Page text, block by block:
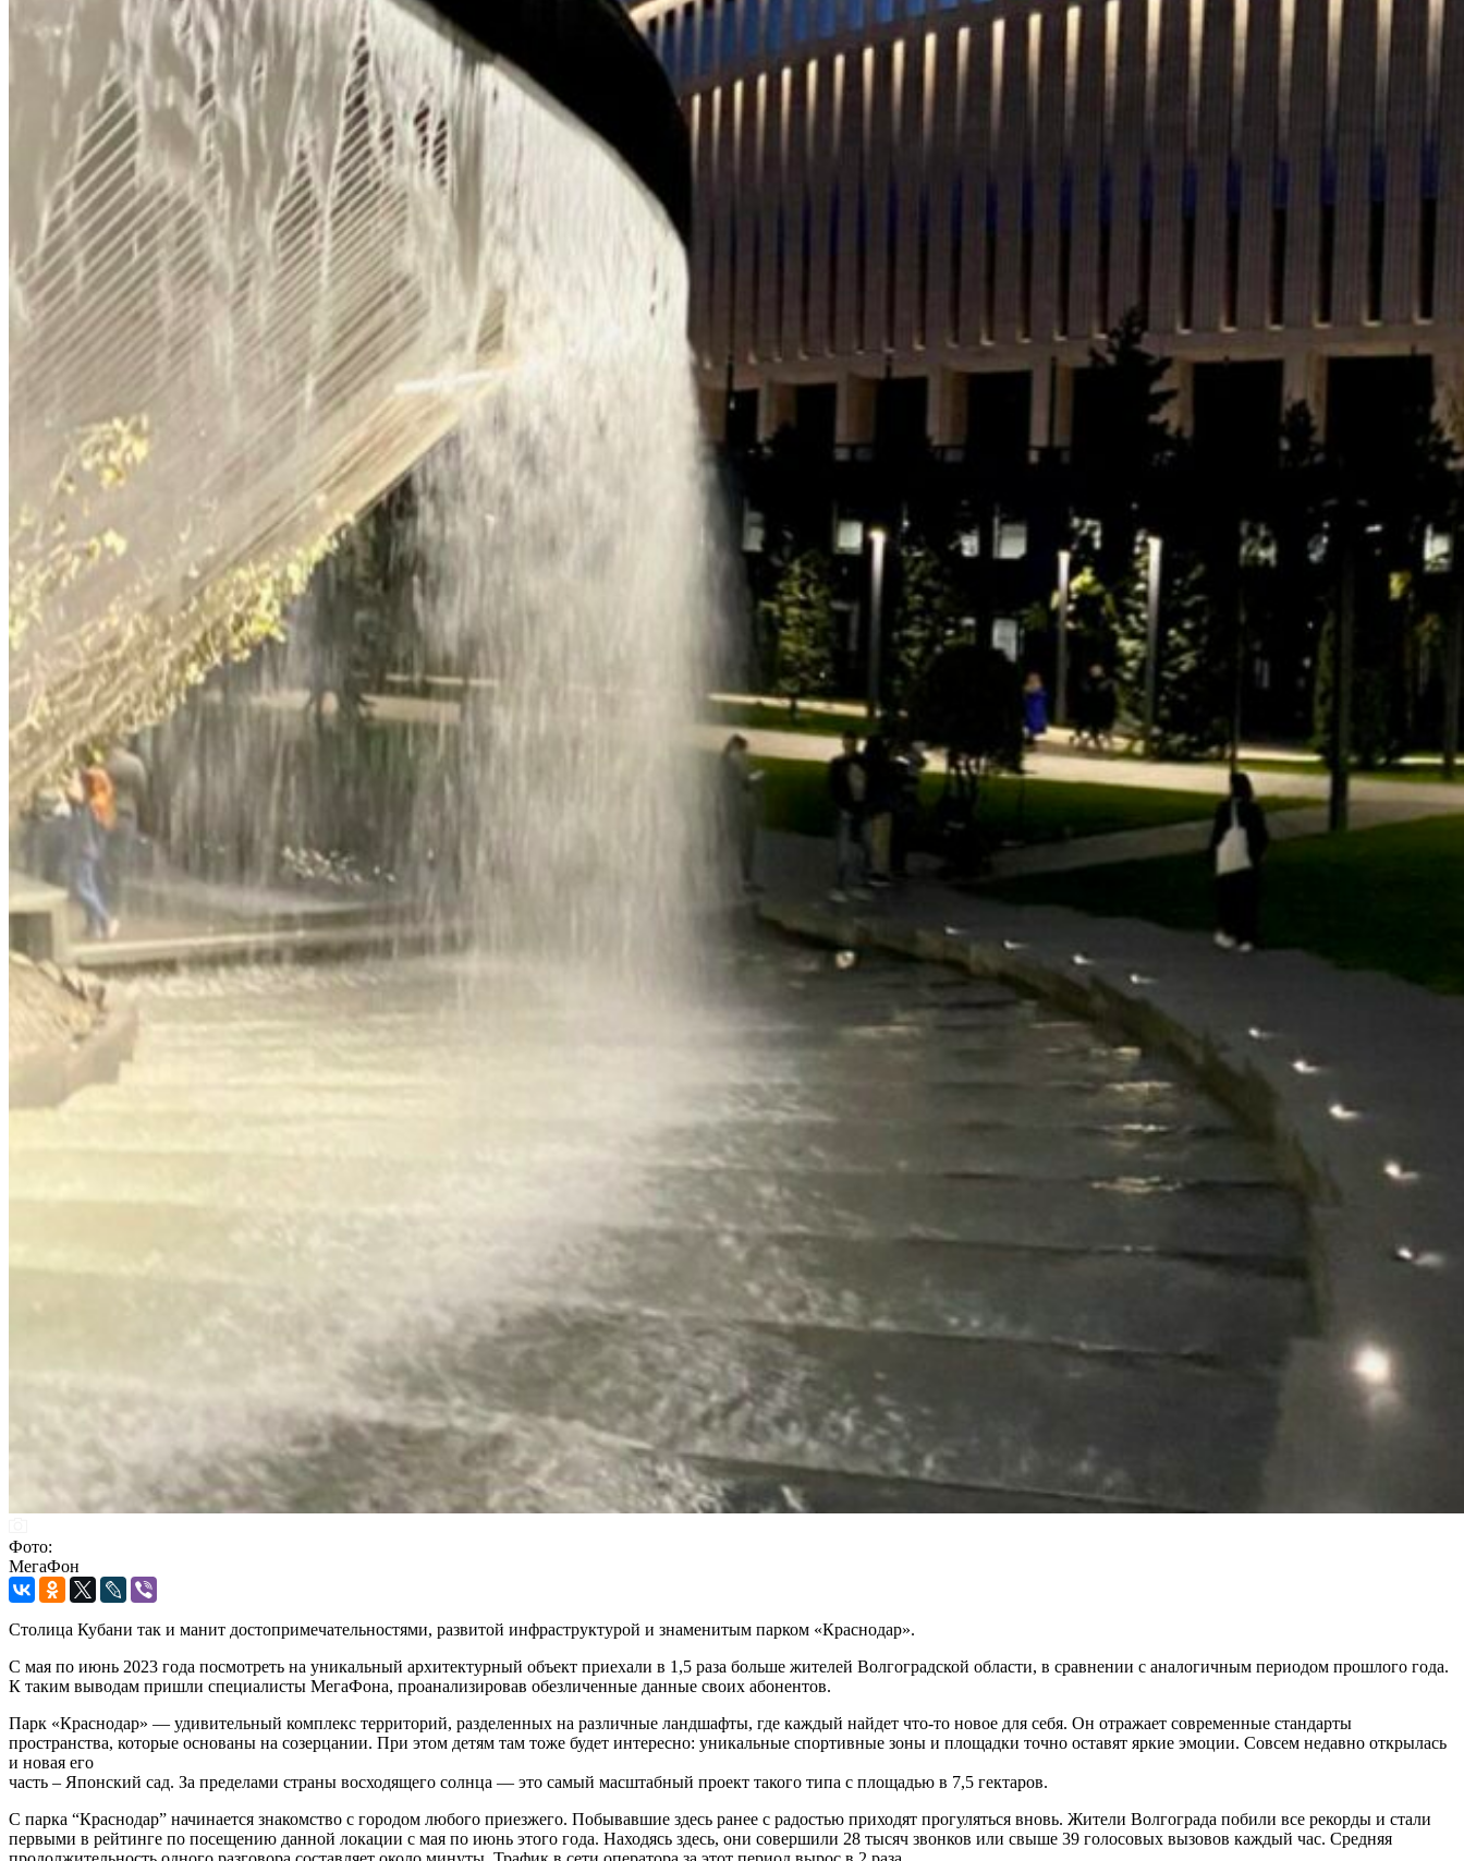
Фото:
МегаФон
Столица Кубани так и манит достопримечательностями, развитой инфраструктурой и знаменитым парком «Краснодар».
С мая по июнь 2023 года посмотреть на уникальный архитектурный объект приехали в 1,5 раза больше жителей Волгоградской области, в сравнении с аналогичным периодом прошлого года.
К таким выводам пришли специалисты МегаФона, проанализировав обезличенные данные своих абонентов.
Парк «Краснодар» — удивительный комплекс территорий, разделенных на различные ландшафты, где каждый найдет что-то новое для себя. Он отражает современные стандарты
пространства, которые основаны на созерцании. При этом детям там тоже будет интересно: уникальные спортивные зоны и площадки точно оставят яркие эмоции. Совсем недавно открылась
и новая его
часть – Японский сад. За пределами страны восходящего солнца — это самый масштабный проект такого типа с площадью в 7,5 гектаров.
С парка “Краснодар” начинается знакомство с городом любого приезжего. Побывавшие здесь ранее с радостью приходят прогуляться вновь. Жители Волгограда побили все рекорды и стали
первыми в рейтинге по посещению данной локации с мая по июнь этого года. Находясь здесь, они совершили 28 тысяч звонков или свыше 39 голосовых вызовов каждый час. Средняя